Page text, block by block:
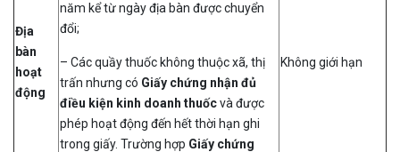
Địa
bàn
hoạt
động
năm kể từ ngày địa bàn được chuyển
đổi;
– Các quầy thuốc không thuộc xã, thị
trấn nhưng có Giấy chứng nhận đủ
điều kiện kinh doanh thuốcvà được
phép hoạt động đến hết thời hạn ghi
trong giấy. Trường hợp Giấy chứng
Không giới hạn